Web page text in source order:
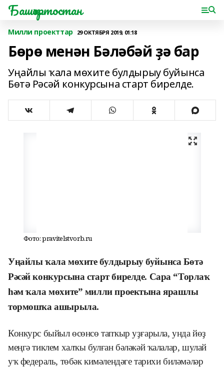
Башҡортостан
Милли проекттар 29 ОКТЯБРЯ 2019, 01:18
Бөрө менән Бәләбәй ҙә бар
Уңайлы ҡала мөхите булдырыу буйынса
Бөтә Рәсәй конкурсына старт бирелде.
Фото: pravitelstvorb.ru
Уңайлы ҡала мөхите булдырыу буйынса Бөтә
Рәсәй конкурсына старт бирелде. Сара “Торлаҡ
һәм ҡала мөхите” милли проектына ярашлы
тормошҡа ашырыла.
Конкурс быйыл өсөнсө тапҡыр уҙғарыла, унда йөҙ
меңгә тиклем халҡы булған бәләкәй ҡалалар, шулай
уҡ федераль, төбәк кимәлендәге тарихи биләмәләр